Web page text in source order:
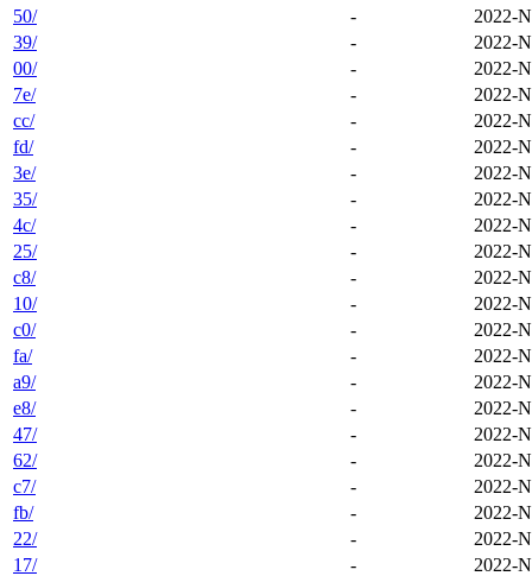
50/ -
2022-
39/
-
2022-
00/
-
2022-
7e/
-
2022-
cc/
-
2022-
fd/
-
2022-
3e/
-
2022-
35/
-
2022-
4c/
-
2022-
25/
-
2022-
c8/
-
2022-
10/
-
2022-
c0/
-
2022-
fa/
-
2022-
a9/
-
2022-
e8/
-
2022-
47/
-
2022-
62/
-
2022-
c7/
-
2022-
fb/
-
2022-
22/
-
2022-
17/
-
2022-